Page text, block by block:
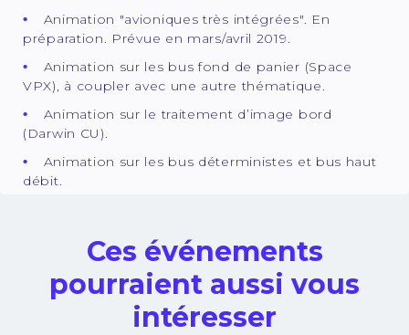
Animation "avioniques très intégrées". En
préparation. Prévue en mars/avril 2019.
Animation sur les bus fond de panier (Space
VPX), à coupler avec une autre thématique.
Animation sur le traitement d’image bord
(Darwin CU).
Animation sur les bus déterministes et bus haut
débit.
Ces événements
pourraient aussi vous
intéresser